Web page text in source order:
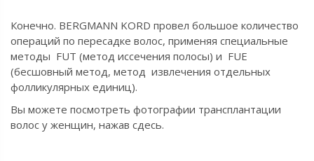
Конечно. BERGMANN KORD провел большое количество
операций по пересадке волос, применяя специальные
методы FUT (метод иссечения полосы) и FUE
(бесшовный метод, метод извлечения отдельных
фолликулярных единиц).
Вы можете посмотреть фотографии трансплантации
волос у женщин, нажав сдесь.